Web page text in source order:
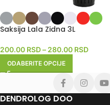
Saksija Lala Zidna 3L
200.00 RSD– 280.00 RSD
ODABERITE OPCIJE
DENDROLOG DOO